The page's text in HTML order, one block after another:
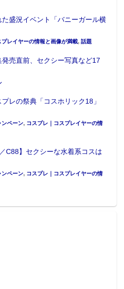
盛況イベント「バニーガール横
プレイヤーの情報と画像が満載, 話題
売直前、セクシー写真など17
レの祭典「コスホリック18」
ンペーン, コスプレ｜コスプレイヤーの情
C88】セクシーな水着系コスは
ンペーン, コスプレ｜コスプレイヤーの情